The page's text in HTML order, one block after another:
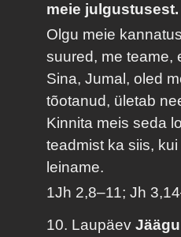
meie julgustusest.
Olgu meie
suured, me teame,
Sina, Jumal, oled
tõotanud, ületab
Kinnita meis seda
teadmist ka siis,
leiname.
1Jh 2,8–11; Jh
10. Laupäev